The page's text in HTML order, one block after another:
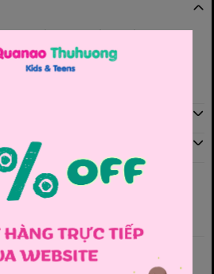
mịn, mềm mại, chất vải rất đẹp. Màu
đều oki. Dáng basic bé nào cũng
, dây rút thật Form đẹp, Bé mặc
nhé các MOM